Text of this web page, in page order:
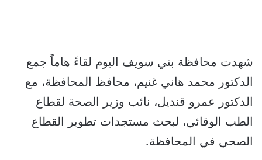
شهدت محافظة بني سويف اليوم لقاءً هاماً جمع
الدكتور محمد هاني غنيم، محافظ المحافظة، مع
الدكتور عمرو قنديل، نائب وزير الصحة لقطاع
الطب الوقائي، لبحث مستجدات تطوير القطاع
الصحي في المحافظة.